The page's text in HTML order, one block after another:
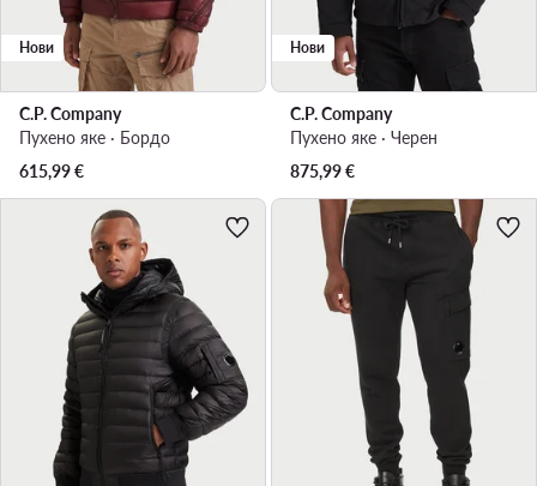
Нови
C.P. Company
Пухено яке · Бордо
615,99€
Нови
C.P. Company
Пухено яке · Черен
875,99€